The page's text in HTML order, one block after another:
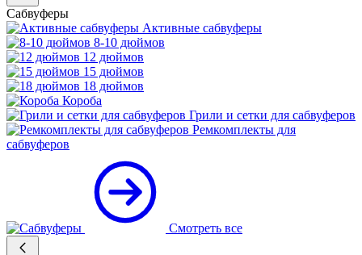
Сабвуферы
Активные сабвуферы
8-10 дюймов
12 дюймов
15 дюймов
18 дюймов
Короба
Грили и сетки для сабвуферов
Ремкомплекты для
сабвуферов
Смотреть все